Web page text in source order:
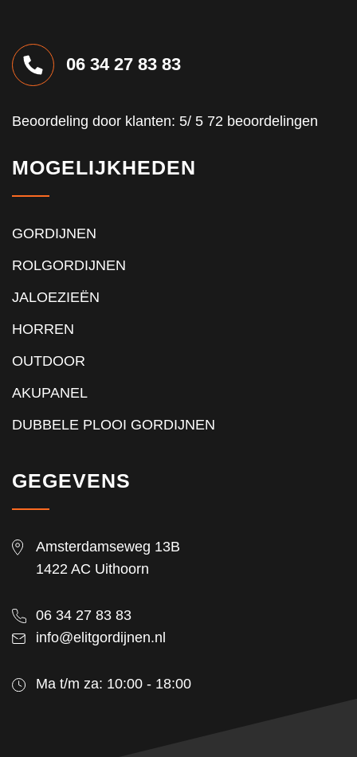
06 34 27 83 83
Beoordeling door klanten: 5/ 5 72 beoordelingen
MOGELIJKHEDEN
GORDIJNEN
ROLGORDIJNEN
JALOEZIEËN
HORREN
OUTDOOR
AKUPANEL
DUBBELE PLOOI GORDIJNEN
GEGEVENS
Amsterdamseweg 13B
1422 AC Uithoorn
06 34 27 83 83
info@elitgordijnen.nl
Ma t/m za: 10:00 - 18:00